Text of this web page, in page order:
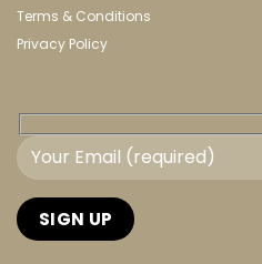
Terms & Conditions
Privacy Policy